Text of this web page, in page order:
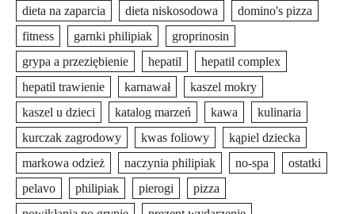
dieta na zaparcia
dieta niskosodowa
domino's pizza
fitness
garnki philipiak
groprinosin
grypa a przeziębienie
hepatil
hepatil complex
hepatil trawienie
karnawał
kaszel mokry
kaszel u dzieci
katalog marzeń kawa
kulinaria
kurczak zagrodowy
kwas foliowy
kąpiel dziecka
markowa odzież
naczynia philipiak no-spa
ostatki
pelavo
philipiak pierogi
pizza